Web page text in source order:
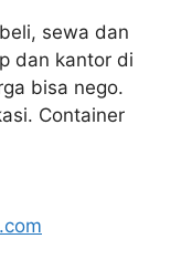
sewa dan
dan kantor di
bisa nego.
Container